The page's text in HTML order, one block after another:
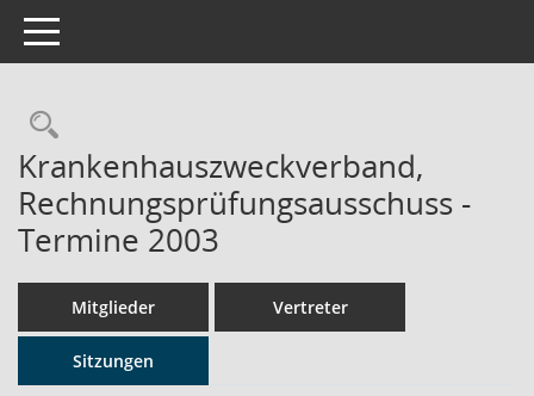
Toggle navigation
Rechercheauswahl
Krankenhauszweckverband,
Rechnungsprüfungsausschuss -
Termine 2003
Mitglieder Vertreter
Sitzungen